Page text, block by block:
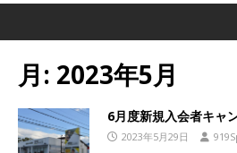
月: 2023年5月
6月度新規入会者キャ
2023年5月29日